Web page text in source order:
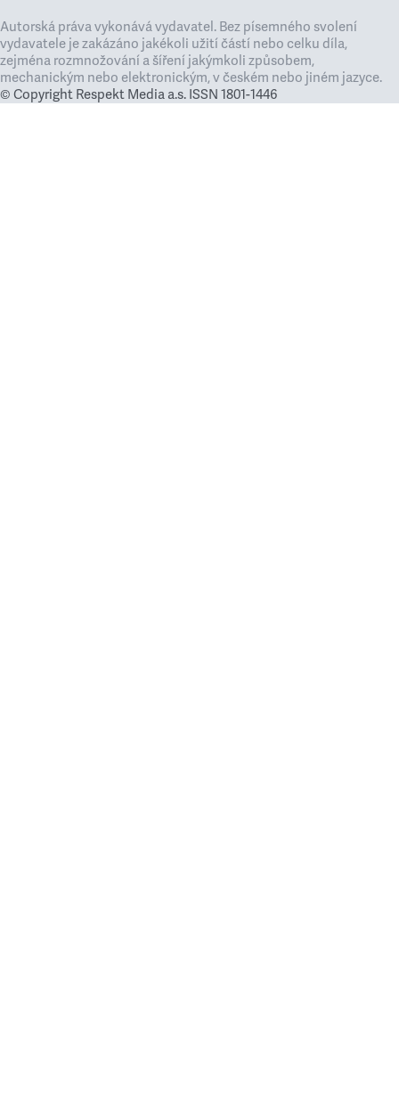
Autorská práva vykonává vydavatel. Bez písemného svolení
vydavatele je zakázáno jakékoli užití částí nebo celku díla,
zejména rozmnožování a šíření jakýmkoli způsobem,
mechanickým nebo elektronickým, v českém nebo jiném jazyce.
© Copyright Respekt Media a.s. ISSN 1801-1446